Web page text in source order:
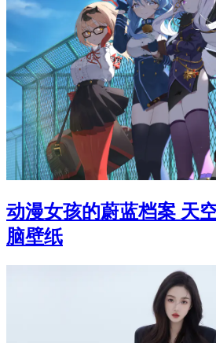
动漫女孩的蔚蓝档案 天
脑壁纸